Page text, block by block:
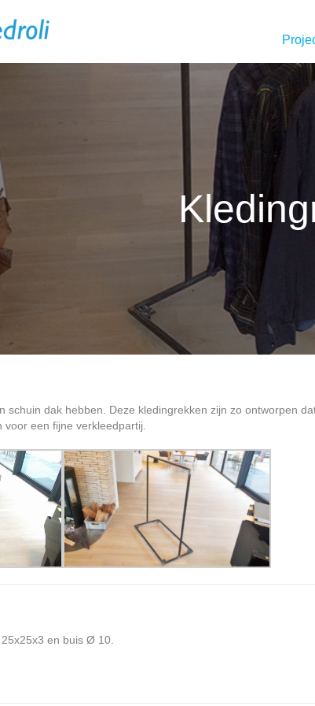
schuin dak hebben. Deze kledingrekken zijn zo ontworpen
een fijne verkleedpartij.
en buis Ø 10.